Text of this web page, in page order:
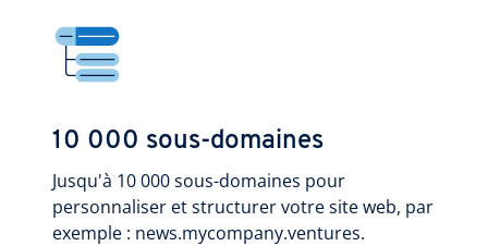
10 000 sous-domaines
Jusqu'à 10 000 sous-domaines pour
personnaliser et structurer votre site web, par
exemple : news.mycompany.ventures.